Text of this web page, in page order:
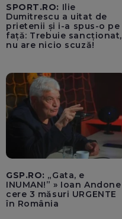
SPORT.RO: Ilie
Dumitrescu a uitat de
prietenii și i-a spus-o pe
față: Trebuie sancționat,
nu are nicio scuză!
GSP.RO: „Gata, e
INUMAN!” » Ioan Andone
cere 3 măsuri URGENTE
în România